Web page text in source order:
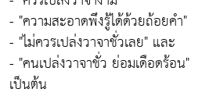
- "ความสะอาดพึงรู้ได้ด้วยถ้อยคำ"
- "ไม่ควรเปล่งวาจาชั่วเลย" และ
- "คนเปล่งวาจาชั่ว ย่อมเดือดร้อน"
เป็นต้น